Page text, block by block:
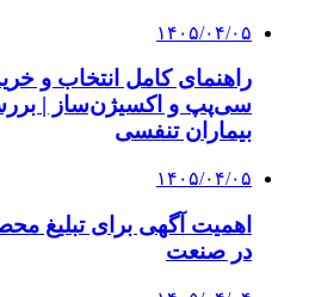
۱۴۰۵/۰۴/۰۵
راهنمای کامل انتخاب و
سی‌پپ و اکسیژن‌ساز |
بیماران تنفسی
۱۴۰۵/۰۴/۰۵
اهمیت آگهی برای تبلیغ
در صنعت